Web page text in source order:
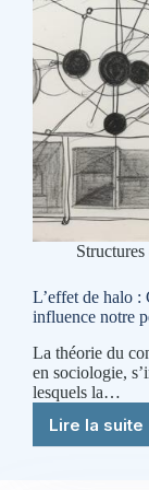
L’effet de halo :
influence notre
La théorie du
en sociologie,
lesquels la…
Lire la suite
L’effet